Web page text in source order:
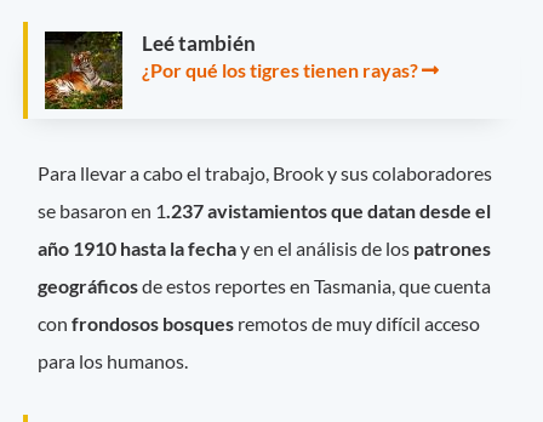
Leé también
¿Por qué los tigres tienen rayas?
Para llevar a cabo el trabajo, Brook y sus colaboradores
se basaron en 1.237 avistamientos que datan desde el
año 1910 hasta la fechay en el análisis de los patrones
geográficosde estos reportes en Tasmania, que cuenta
confrondosos bosques remotos de muy difícil acceso
para los humanos.